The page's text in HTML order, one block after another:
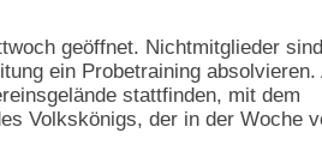
geöffnet. Nichtmitglieder sind
ein Probetraining absolvieren.
stattfinden, mit dem
Volkskönigs, der in der Woche